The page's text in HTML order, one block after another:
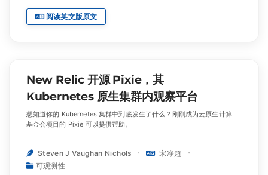
阅读英文版原文
New Relic 开源 Pixie，其
Kubernetes 原生集群内观察平台
想知道你的 Kubernetes 集群中到底发生了什么？刚刚成为云原生计算
基金会项目的 Pixie 可以提供帮助。
Steven J Vaughan Nichols
宋净超
可观测性